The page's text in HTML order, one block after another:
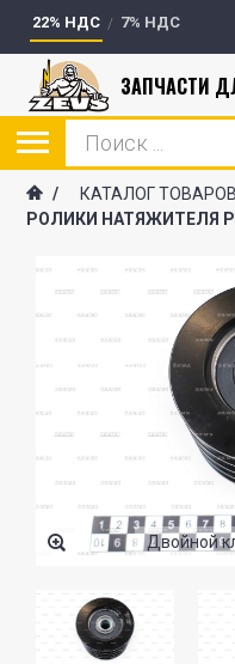
22% НДС 7% НДС
ЗАПЧАСТИ
/ КАТАЛОГ ТОВАРОВ
РОЛИКИ НАТЯЖИТЕЛЯ
Двойной